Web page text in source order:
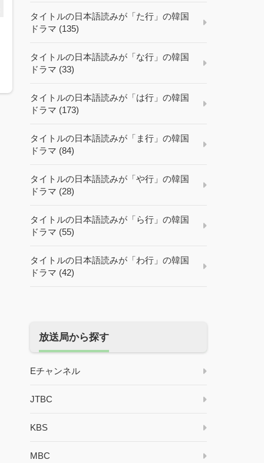
タイトルの日本語読みが「た行」の韓国
ドラマ (135)
タイトルの日本語読みが「な行」の韓国
ドラマ (33)
タイトルの日本語読みが「は行」の韓国
ドラマ (173)
タイトルの日本語読みが「ま行」の韓国
ドラマ (84)
タイトルの日本語読みが「や行」の韓国
ドラマ (28)
タイトルの日本語読みが「ら行」の韓国
ドラマ (55)
タイトルの日本語読みが「わ行」の韓国
ドラマ (42)
放送局から探す
Eチャンネル
JTBC
KBS
MBC